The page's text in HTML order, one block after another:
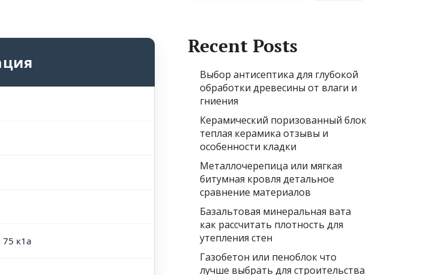
75 к1а
Recent Posts
Выбор антисептика для глубокой
обработки древесины от влаги и
гниения
Керамический поризованный блок
теплая керамика отзывы и
особенности кладки
Металлочерепица или мягкая
битумная кровля детальное
сравнение материалов
Базальтовая минеральная вата
как рассчитать плотность для
утепления стен
Газобетон или пеноблок что
лучше выбрать для строительства